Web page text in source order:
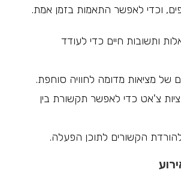
וכדי לאפשר התאמות בזמן אמת.
ותשובות חיים כדי לעודד
של מציאות מדומה לחוויה סוחפת.
צ'אט כדי לאפשר תקשורת בין
הקשורים לתוכן הפעלה.